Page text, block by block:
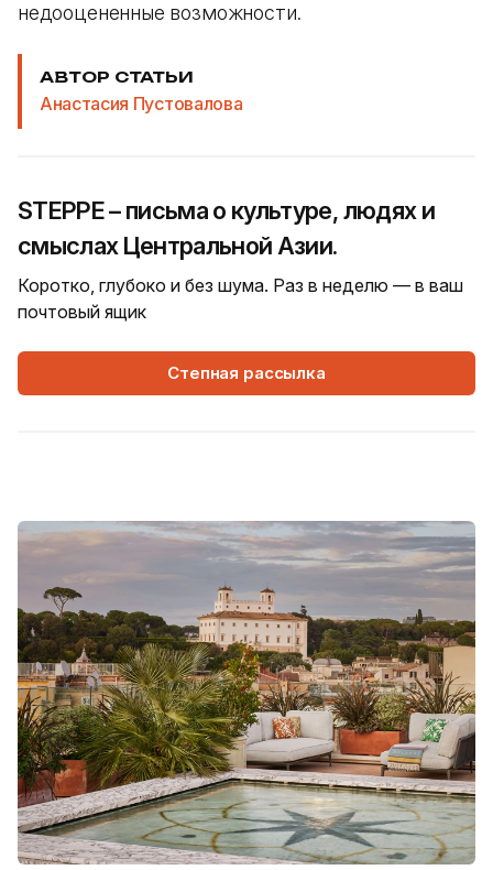
недооцененные возможности.
АВТОР СТАТЬИ
Анастасия Пустовалова
STEPPE – письма о культуре, людях и
смыслах Центральной Азии.
Коротко, глубоко и без шума. Раз в неделю — в ваш
почтовый ящик
Степная рассылка